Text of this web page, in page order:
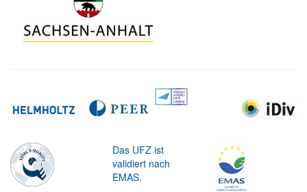
Das UFZ ist
validiert nach
EMAS.